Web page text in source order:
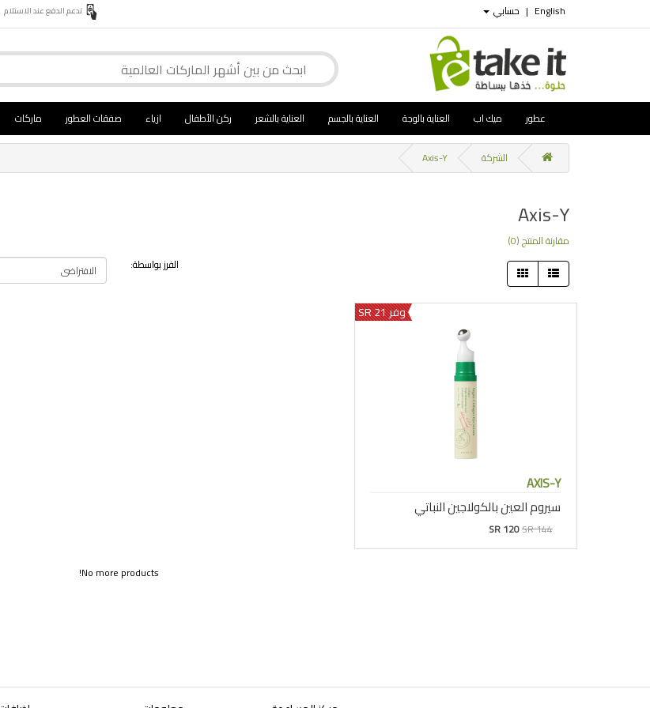
English
| حسابي ندعم الدفع عند الاستلام
عطور ميك اب العناية بالوجة العناية بالجسم العناية بالشعر ركن الأطفال ازياء صفقات العطور ماركات
الشركة Axis-Y
Axis-Y
مقارنة المنتج (0)
الفرز بواسطة:
وفر 21 SR
AXIS-Y
سيروم العين بالكولاجين النباتي
SR 120SR 144
No more products!